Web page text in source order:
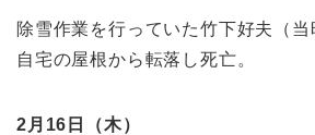
除雪作業を行っていた竹下好夫（
自宅の屋根から転落し死亡。
2月16日（木）